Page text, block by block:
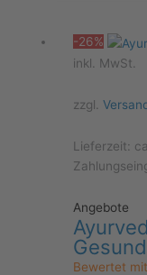
-26%
inkl. MwSt.
zzgl.
Lieferzeit:
Angebote
Bewertet mit